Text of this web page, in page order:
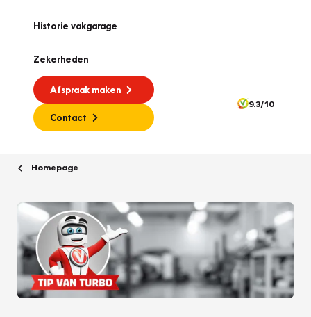
Historie vakgarage
Zekerheden
Afspraak maken
Contact
9.3/10
Homepage